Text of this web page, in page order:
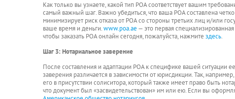
Как только вы узнаете, какой тип POA соответствует вашим
самый важный шаг. Важно убедиться, что ваша POA составлена
минимизирует риск отказа от POA со стороны третьих лиц и/или
ваше время и деньги.www.poa.ae — это первая
чтобы заказать POA онлайн сегодня, пожалуйста, нажмите здесь.
Шаг 3: Нотариальное заверение
После составления и адаптации POA к специфике вашей ситуации
заверения различается в зависимости от юрисдикции. Так,
его в присутствии солиситора, который также имеет право быть
что документ был «засвидетельствован» им или ею. Если вы